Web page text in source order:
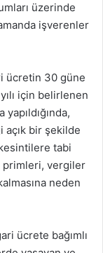
üzerinde
işverenler
ücretin 30 güne
için belirlenen
açık bir şekilde
tabi
primleri, vergiler
neden
ücrete bağımlı